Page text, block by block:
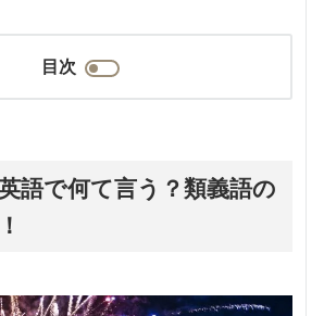
目次
語で何て言う？類義語の